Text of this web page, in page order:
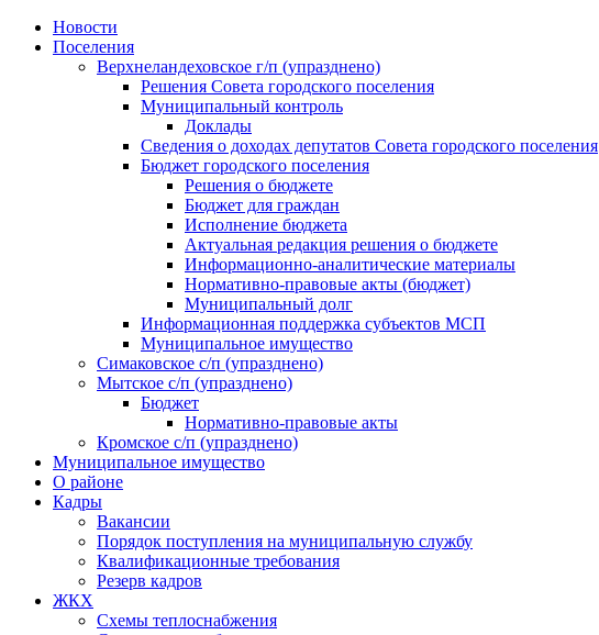
Skip
Новости
Поселения
Верхнеландеховское г/п (упразднено)
Решения Совета городского поселения
Муниципальный контроль
Доклады
Сведения о доходах депутатов Совета городского поселения
Бюджет городского поселения
Решения о бюджете
Бюджет для граждан
Исполнение бюджета
Актуальная редакция решения о бюджете
Информационно-аналитические материалы
Нормативно-правовые акты (бюджет)
Муниципальный долг
Информационная поддержка субъектов МСП
Муниципальное имущество
Симаковское с/п (упразднено)
Мытское с/п (упразднено)
Бюджет
Нормативно-правовые акты
Кромское с/п (упразднено)
Муниципальное имущество
О районе
Кадры
Вакансии
Порядок поступления на муниципальную службу
Квалификационные требования
Резерв кадров
ЖКХ
Схемы теплоснабжения